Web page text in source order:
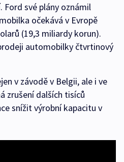
Ford své plány oznámil
očekává v Evropě
(19,3 miliardy korun).
automobilky čtvrtinový
v závodě v Belgii, ale i ve
zrušení dalších tisíců
snížit výrobní kapacitu v